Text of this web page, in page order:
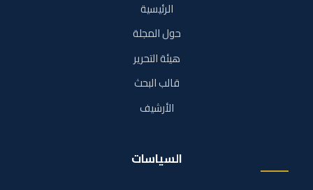
الرئيسية
حول المجلة
هيئة التحرير
قالب البحث
الأرشيف
السياسات